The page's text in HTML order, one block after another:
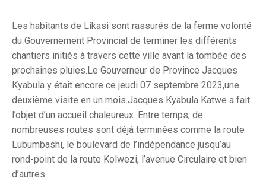
Les habitants de Likasi sont rassurés de la ferme volonté
du Gouvernement Provincial de terminer les différents
chantiers initiés à travers cette ville avant la tombée des
prochaines pluies.Le Gouverneur de Province Jacques
Kyabula y était encore ce jeudi 07 septembre 2023,une
deuxième visite en un mois.Jacques Kyabula Katwe a fait
l’objet d’un accueil chaleureux. Entre temps, de
nombreuses routes sont déjà terminées comme la route
Lubumbashi, le boulevard de l’indépendance jusqu’au
rond-point de la route Kolwezi, l’avenue Circulaire et bien
d’autres.